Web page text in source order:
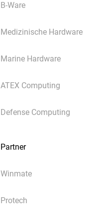
B-Ware
Medizinische Hardware
Marine Hardware
ATEX Computing
Defense Computing
Partner
Winmate
Protech